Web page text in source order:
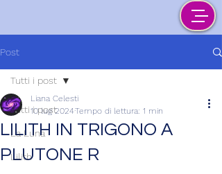
Post
Tutti i post
La Luna
Lilith
Tutti i post
LILITH IN TRIGONO A
PLUTONE R
Liana Celesti
10 lug 2024Tempo di lettura: 1 min